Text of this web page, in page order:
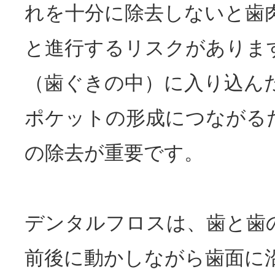
れを十分に除去しないと歯
と進行するリスクがありま
（歯ぐきの中）に入り込
ポケットの形成につながる
の除去が重要です。
デンタルフロスは、歯と歯
前後に動かしながら歯面に